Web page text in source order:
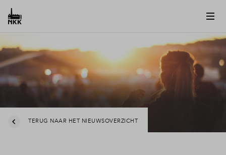
TERUG NAAR HET NIEUWSOVERZICHT